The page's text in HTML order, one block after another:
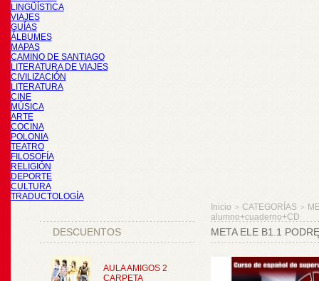
LINGÜÍSTICA
VIAJES
GUÍAS
ÁLBUMES
MAPAS
CAMINO DE SANTIAGO
LITERATURA DE VIAJES
CIVILIZACIÓN
LITERATURA
CINE
MÚSICA
ARTE
COCINA
POLONIA
TEATRO
FILOSOFÍA
RELIGIÓN
DEPORTE
CULTURA
TRADUCTOLOGÍA
DESCUENTOS
AULA AMIGOS 2
CARPETA
Inicio > CATEGORÍAS >
alumno+cuaderno+CD
META ELE B1.1